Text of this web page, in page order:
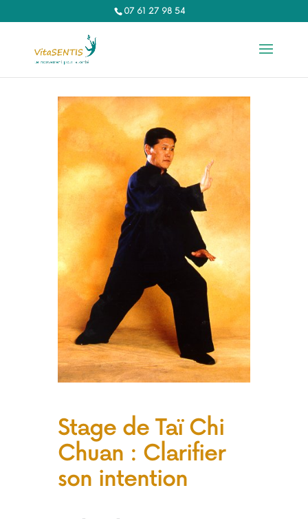
07 61 27 98 54‬
Stage de Taï Chi
Chuan : Clarifier
son intention